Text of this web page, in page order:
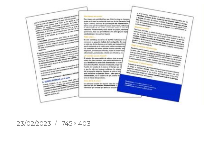
Publicado
23/02/2023
Tamaño
745 × 403